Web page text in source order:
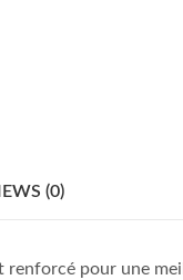
(0)
pour une